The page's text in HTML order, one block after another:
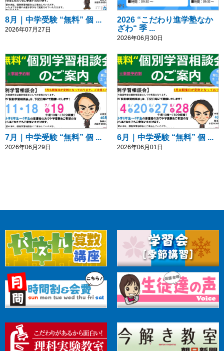
8月｜中学受験 “無料” 個 ...
2026年07月27日
2026 “こだわり進学塾なか
ざわ“ 季 ...
2026年06月30日
7月｜中学受験 “無料” 個 ...
2026年06月29日
6月｜中学受験 “無料” 個 ...
2026年06月01日